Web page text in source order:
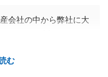
む
会社の中から弊社に大
様にご納得いただける